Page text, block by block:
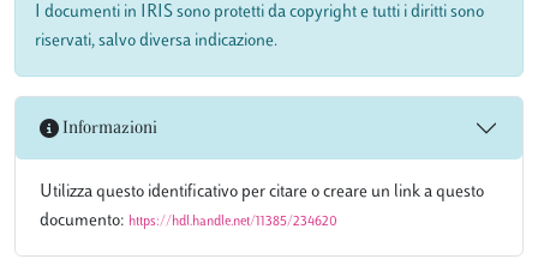
I documenti in IRIS sono protetti da copyright e tutti i diritti sono
riservati, salvo diversa indicazione.
Informazioni
Utilizza questo identificativo per citare o creare un link a questo
documento: https://hdl.handle.net/11385/234620